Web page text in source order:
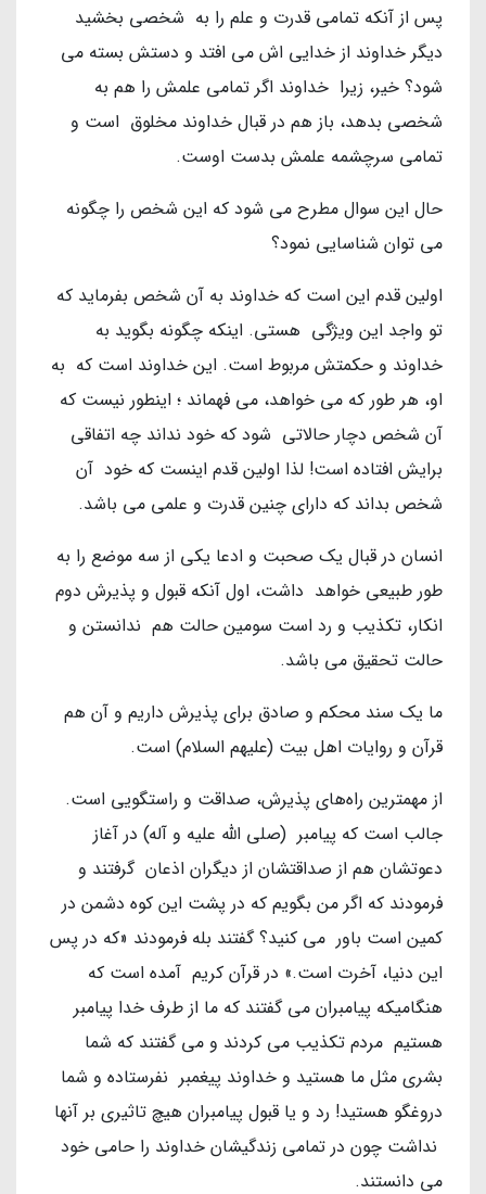
پس از آنکه تمامی قدرت و علم را به شخصی بخشید
دیگر خداوند از خدایی اش می افتد و دستش بسته می
شود؟ خیر، زیرا خداوند اگر تمامی علمش را هم به
شخصی بدهد، باز هم در قبال خداوند مخلوق است و
تمامی سرچشمه علمش بدست اوست.
حال این سوال مطرح می شود که این شخص را چگونه
می توان شناسایی نمود؟
اولین قدم این است که خداوند به آن شخص بفرماید که
تو واجد این ویژگی هستی. اینکه چگونه بگوید به
خداوند و حکمتش مربوط است. این خداوند است که به
او، هر طور که می خواهد، می فهماند ؛ اینطور نیست که
آن شخص دچار حالاتی شود که خود نداند چه اتفاقی
برایش افتاده است! لذا اولین قدم اینست که خود آن
شخص بداند که دارای چنین قدرت و علمی می باشد.
انسان در قبال یک صحبت و ادعا یکی از سه موضع را به
طور طبیعی خواهد داشت، اول آنکه قبول و پذیرش دوم
انکار، تکذیب و رد است سومین حالت هم ندانستن و
حالت تحقیق می باشد.
ما یک سند محکم و صادق برای پذیرش داریم و آن هم
قرآن و روایات اهل بیت (علیهم السلام) است.
از مهمترین راه‌های پذیرش، صداقت و راستگویی است.
جالب است که پیامبر (صلی الله علیه و آله) در آغاز
دعوتشان هم از صداقتشان از دیگران اذعان گرفتند و
فرمودند که اگر من بگویم که در پشت این کوه دشمن در
کمین است باور می کنید؟ گفتند بله فرمودند «که در پس
این دنیا، آخرت است.» در قرآن کریم آمده است که
هنگامیکه پیامبران می گفتند که ما از طرف خدا پیامبر
هستیم مردم تکذیب می کردند و می گفتند که شما
بشری مثل ما هستید و خداوند پیغمبر نفرستاده و شما
دروغگو هستید! رد و یا قبول پیامبران هیچ تاثیری بر آنها
نداشت چون در تمامی زندگیشان خداوند را حامی خود
می دانستند.